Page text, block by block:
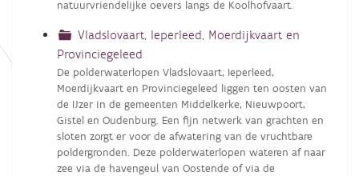
natuurvriendelijke oevers langs de Koolhofvaart.
Vladslovaart, Ieperleed, Moerdijkvaart en
Provinciegeleed
De polderwaterlopen Vladslovaart, Ieperleed,
Moerdijkvaart en Provinciegeleed liggen ten oosten van
de IJzer in de gemeenten Middelkerke, Nieuwpoort,
Gistel en Oudenburg. Een fijn netwerk van grachten en
sloten zorgt er voor de afwatering van de vruchtbare
poldergronden. Deze polderwaterlopen wateren af naar
zee via de havengeul van Oostende of via de